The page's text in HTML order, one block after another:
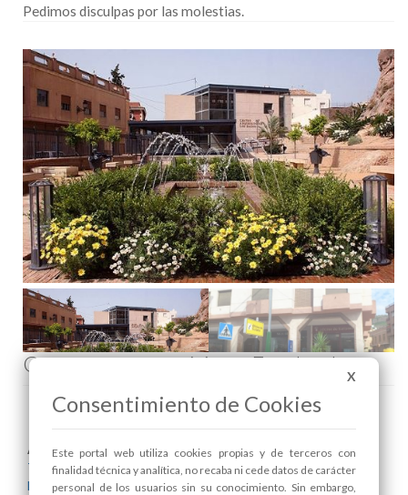
Pedimos disculpas por las molestias.
Comenta esta noticia en Facebook
Areas relacionadas:
Turismo
Museo
X
Consentimiento de Cookies
Este portal web utiliza cookies propias y de terceros con
finalidad técnica y analítica, no recaba ni cede datos de carácter
personal de los usuarios sin su conocimiento. Sin embargo,